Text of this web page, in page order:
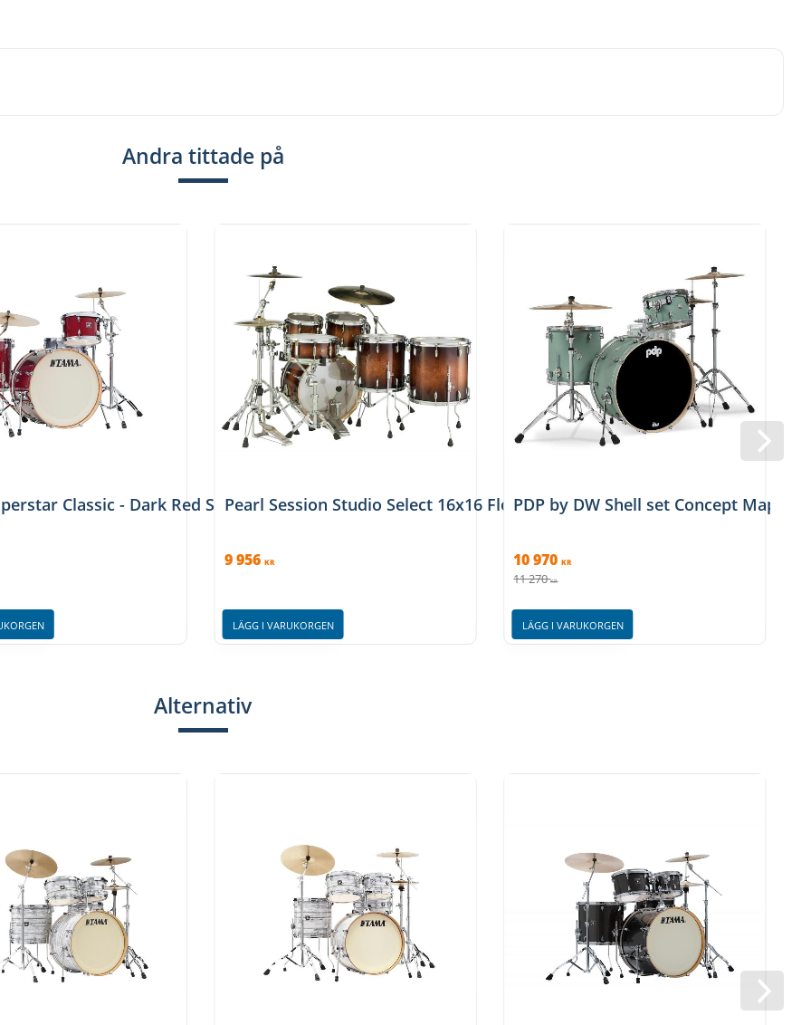
med Tamas klassiska Omnisphere L-
har skyddande gummibussning.
Andra tittade på
finishClassic - Dark Red Sparkle finishPearl Session Studio Select 16x16 Floor Tom Gloss Barnwood Brown
9 956 KR
LÄGG I VARUKORGEN
PDP by DW Shell set Concept Maple
10 970 KR
11 270 KR
LÄGG I VARUKORGEN
Alternativ